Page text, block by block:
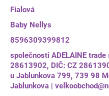
Fialová
Baby Nellys
8596309399812
společnosti ADELAINE trade
28613902, DIČ: CZ
u Jablunkova 799, 739 98
Jablunkova |